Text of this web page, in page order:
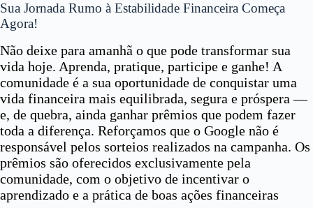
Sua Jornada Rumo à Estabilidade Financeira Começa
Agora!
Não deixe para amanhã o que pode transformar sua
vida hoje. Aprenda, pratique, participe e ganhe! A
comunidade é a sua oportunidade de conquistar uma
vida financeira mais equilibrada, segura e próspera —
e, de quebra, ainda ganhar prêmios que podem fazer
toda a diferença. Reforçamos que o Google não é
responsável pelos sorteios realizados na campanha. Os
prêmios são oferecidos exclusivamente pela
comunidade, com o objetivo de incentivar o
aprendizado e a prática de boas ações financeiras